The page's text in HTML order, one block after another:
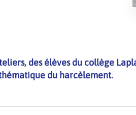
des élèves du collège
du harcèlement.